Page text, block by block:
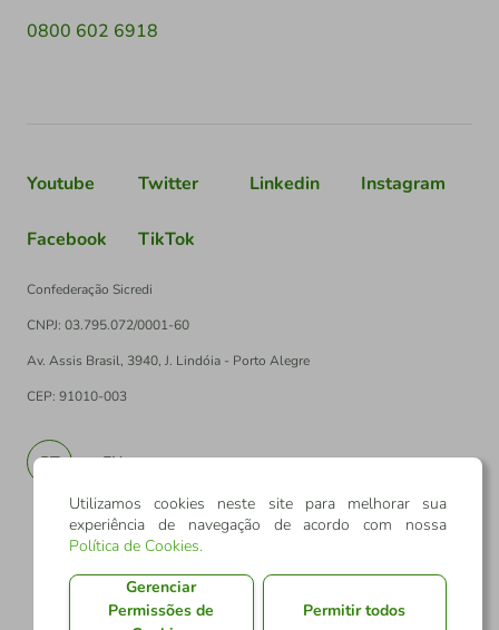
0800 602 6918
Youtube Twitter Linkedin Instagram
Facebook TikTok
Confederação Sicredi
CNPJ: 03.795.072/0001-60
Av. Assis Brasil, 3940, J. Lindóia - Porto Alegre
CEP: 91010-003
PT
EN
Utilizamos cookies neste site para melhorar sua
experiência de navegação de acordo com nossa
Política de Cookies.
Gerenciar
Permissões de
Permitir todos